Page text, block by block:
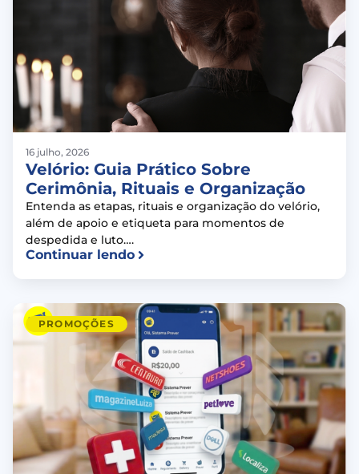
16 julho, 2026
Velório: Guia Prático Sobre
Cerimônia, Rituais e Organização
Entenda as etapas, rituais e organização do velório,
além de apoio e etiqueta para momentos de
despedida e luto….
Continuar lendo
PROMOÇÕES